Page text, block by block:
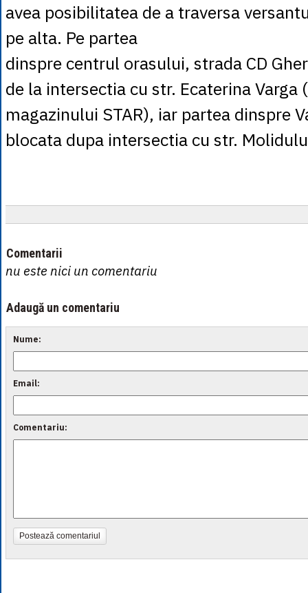
avea posibilitatea de a traversa
pe alta. Pe partea
dinspre centrul orasului, strada CD
de la intersectia cu str. Ecaterina Varga
magazinului STAR), iar partea dinspre
blocata dupa intersectia cu str.
Comentarii
nu este nici un comentariu
Adaugă un comentariu
Nume:
Email:
Comentariu:
Postează comentariul